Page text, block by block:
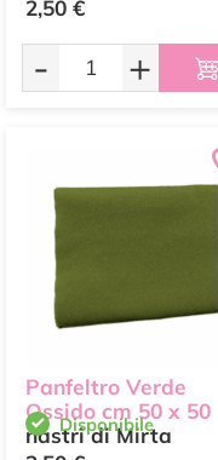
2,50 €
- +
Panfeltro Verde
Ossido cm 50 x 50
nastri di Mirta
Disponibile